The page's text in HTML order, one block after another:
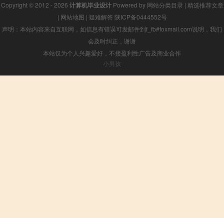
Copyright © 2012 - 2026 计算机毕业设计Powered by 网站分类目录 | 精选推荐文章
| 网站地图 | 疑难解答 陕ICP备0444552号
声明：本站内容来自互联网，如信息有错误可发邮件到f_fb#foxmail.com说明，我们
会及时纠正，谢谢
本站仅为个人兴趣爱好，不接盈利性广告及商业合作
小男孩